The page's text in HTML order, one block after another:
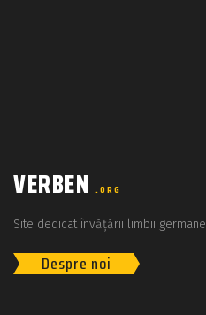
VERBEN .ORG
Site dedicat învățării limbii germane
Despre noi